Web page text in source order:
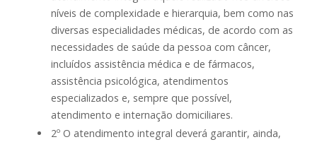
níveis de complexidade e hierarquia, bem como nas
diversas especialidades médicas, de acordo com as
necessidades de saúde da pessoa com câncer,
incluídos assistência médica e de fármacos,
assistência psicológica, atendimentos
especializados e, sempre que possível,
atendimento e internação domiciliares.
2º O atendimento integral deverá garantir, ainda,